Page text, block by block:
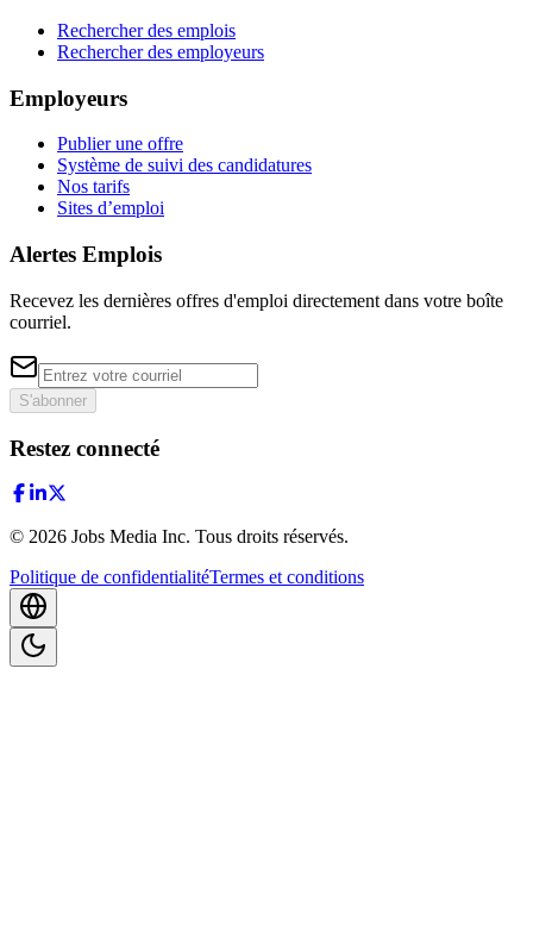
Rechercher des emplois
Rechercher des employeurs
Employeurs
Publier une offre
Système de suivi des candidatures
Nos tarifs
Sites d’emploi
Alertes Emplois
Recevez les dernières offres d'emploi directement dans votre boîte
courriel.
S'abonner
Restez connecté
© 2026 Jobs Media Inc. Tous droits réservés.
Politique de confidentialitéTermes et conditions